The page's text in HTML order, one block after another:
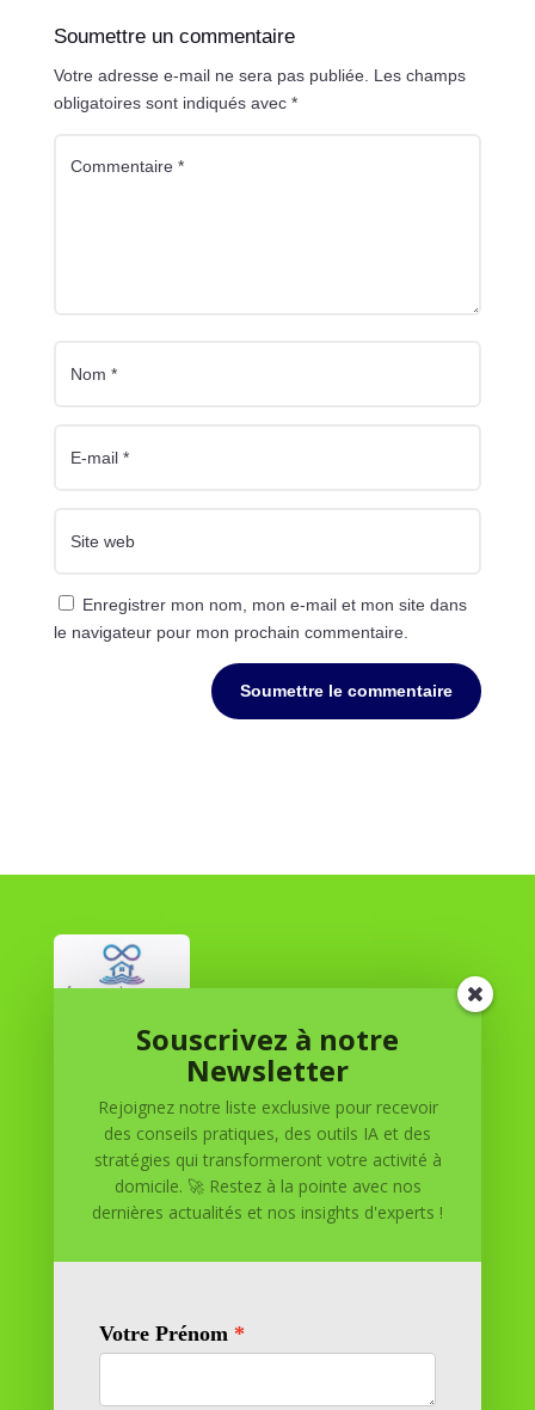
Soumettre un commentaire
Votre adresse e-mail ne sera pas publiée. Les champs
obligatoires sont indiqués avec *
Enregistrer mon nom, mon e-mail et mon site dans
le navigateur pour mon prochain commentaire.
Soumettre le commentaire
Réussite à Domicile
Réussite à Domicile est votre partenaire de confiance
pour atteindre vos objectifs depuis le confort de votre
maison. Nous offrons des solutions personnalisées pour
vous aider à réussir.
Souscrivez à notre
Newsletter
Rejoignez notre liste exclusive pour recevoir
des conseils pratiques, des outils IA et des
stratégies qui transformeront votre activité à
domicile. 🚀 Restez à la pointe avec nos
dernières actualités et nos insights d'experts !